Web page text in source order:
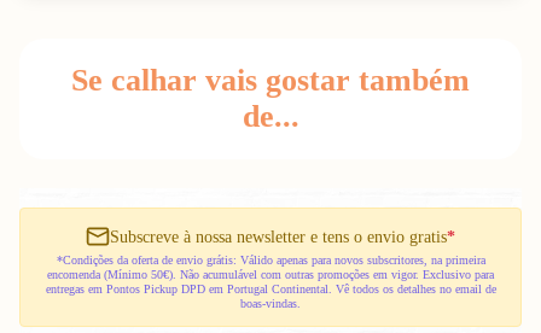
Se calhar vais gostar também
de...
Subscreve à nossa newsletter e tens o envio gratis*
*Condições da oferta de envio grátis: Válido apenas para novos subscritores, na primeira
encomenda (Mínimo 50€). Não acumulável com outras promoções em vigor. Exclusivo para
entregas em Pontos Pickup DPD em Portugal Continental. Vê todos os detalhes no email de
boas-vindas.